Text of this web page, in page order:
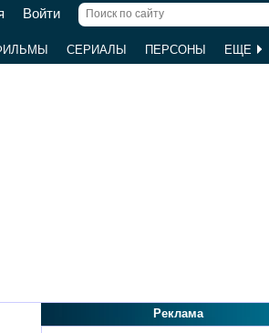
Войти
СЕРИАЛЫ ПЕРСОНЫ ЕЩЕ
Реклама